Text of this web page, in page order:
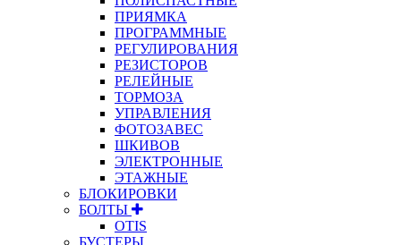
ПРИЯМКА
ПРОГРАММНЫЕ
РЕГУЛИРОВАНИЯ
РЕЗИСТОРОВ
РЕЛЕЙНЫЕ
ТОРМОЗА
УПРАВЛЕНИЯ
ФОТОЗАВЕС
ШКИВОВ
ЭЛЕКТРОННЫЕ
ЭТАЖНЫЕ
БЛОКИРОВКИ
БОЛТЫ
OTIS
БУСТЕРЫ